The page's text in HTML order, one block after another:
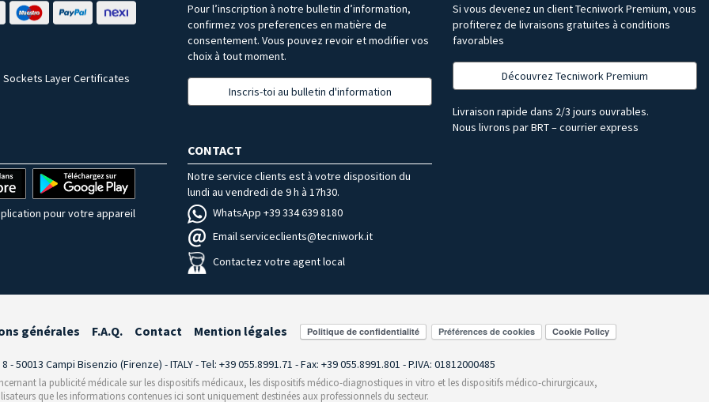
Sockets Layer Certificates
Pour l’inscription à notre bulletin d’information,
confirmez vos preferences en matière de
consentement. Vous pouvez revoir et modifier vos
choix à tout moment.
Inscris-toi au bulletin d'information
Si vous devenez un client Tecniwork Premium, vous
profiterez de livraisons gratuites à conditions
favorables
Découvrez Tecniwork Premium
Livraison rapide dans 2/3 jours ouvrables.
Nous livrons par BRT – courrier express
pour votre appareil
CONTACT
Notre service clients est à votre disposition du
lundi au vendredi de 9 h à 17h30.
WhatsApp +39 334 639 8180
Email serviceclients@tecniwork.it
Contactez votre agent local
générales F.A.Q. Contact Mention légales Préférences de cookies
- 50013 Campi Bisenzio (Firenze) - ITALY - Tel: +39 055.8991.71 - Fax: +39 055.8991.801 - P.IVA: 01812000485
la publicité médicale sur les dispositifs médicaux, les dispositifs médico-diagnostiques in vitro et les dispositifs médico-chirurgicaux,
que les informations contenues ici sont uniquement destinées aux professionnels du secteur.